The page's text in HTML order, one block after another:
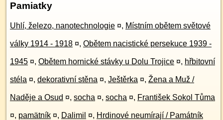
Pamiatky
Uhlí, železo, nanotechnologie ¤, Místním obětem světové
války 1914 - 1918 ¤, Obětem nacistické persekuce 1939 -
1945 ¤, Obětem hornické stávky u Dolu Trojice ¤, hřbitovní
stéla ¤, dekorativní stěna ¤, Ještěrka ¤, Žena a Muž /
Naděje a Osud ¤, socha ¤, socha ¤, František Sokol Tůma
¤, pamätník ¤, Dalimil ¤, Hrdinové neumírají / Památník